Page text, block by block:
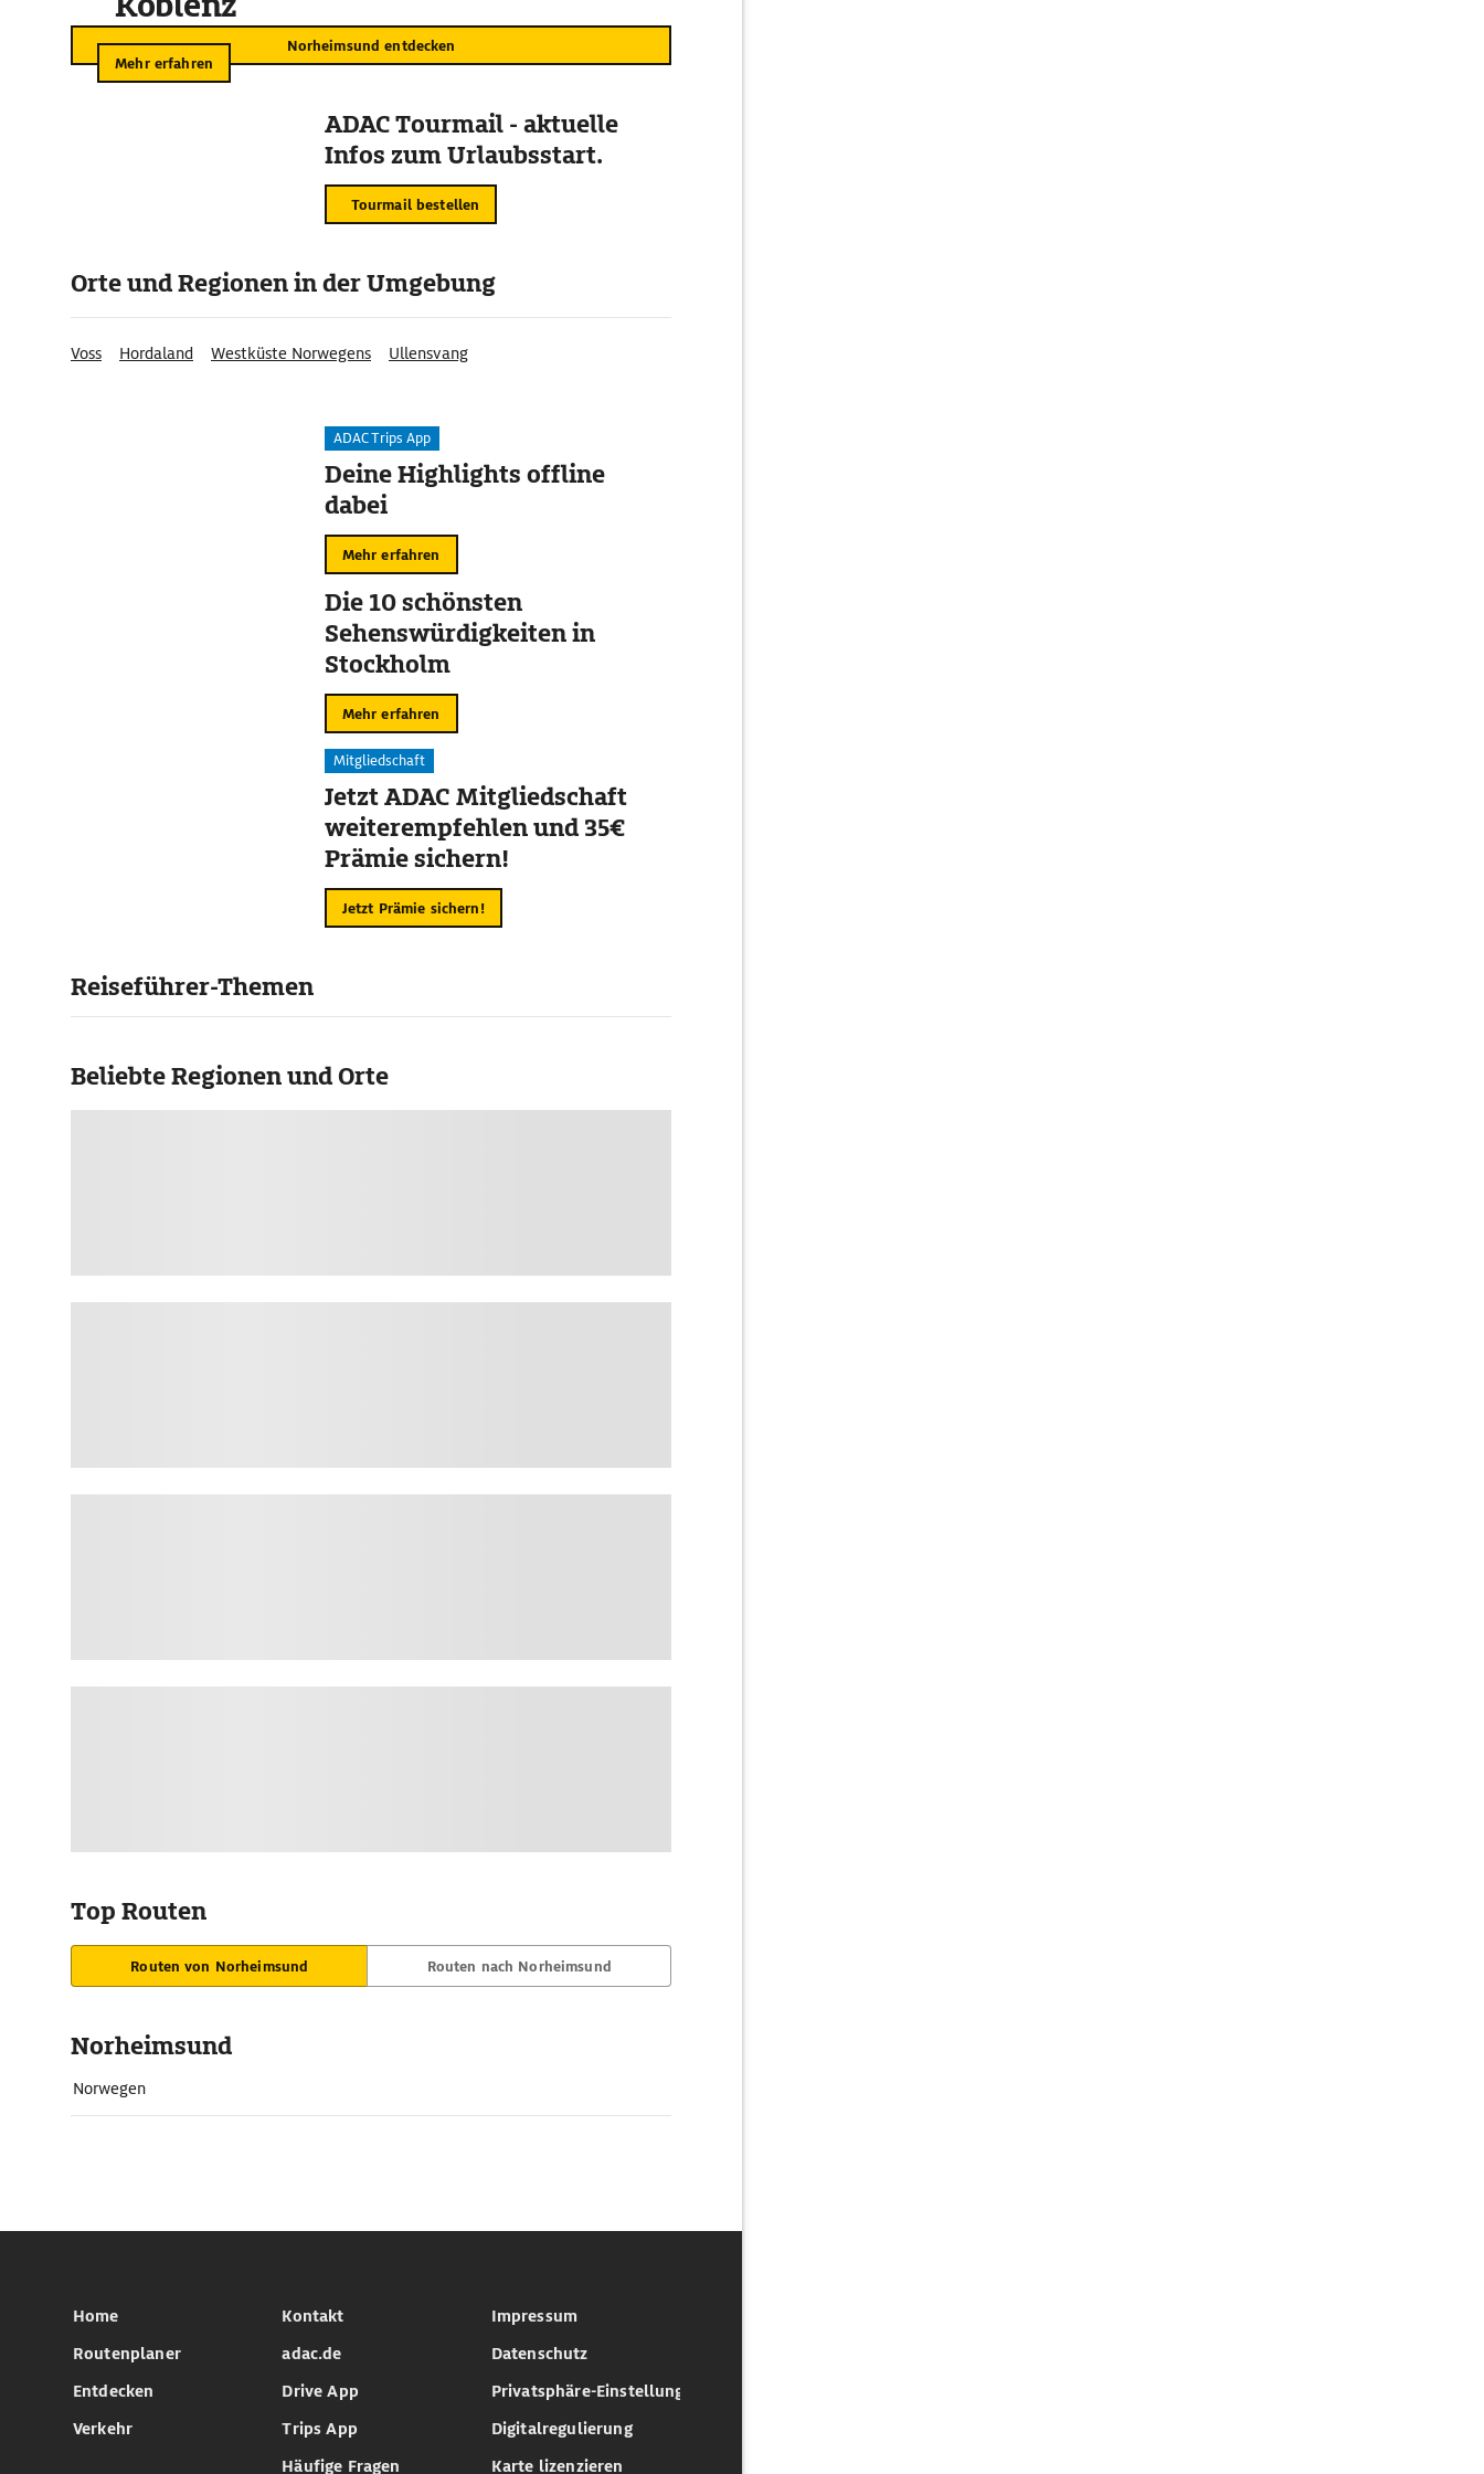
Norheimsund entdecken
Mehr erfahren
ADAC Tourmail - aktuelle
Infos zum Urlaubsstart.
Tourmail bestellen
Orte und Regionen in der Umgebung
Voss Hordaland Westküste Norwegens Ullensvang
ADAC Trips App
Deine Highlights offline
dabei
Mehr erfahren
Die 10 schönsten
Sehenswürdigkeiten in
Stockholm
Mehr erfahren
Mitgliedschaft
Jetzt ADAC Mitgliedschaft
weiterempfehlen und 35€
Prämie sichern!
Jetzt Prämie sichern!
Reiseführer-Themen
Beliebte Regionen und Orte
Top Routen
Routen von Norheimsund Routen nach Norheimsund
Norheimsund
Norwegen
Home
Routenplaner
Entdecken
Verkehr
Kontakt
adac.de
Drive App
Trips App
Häufige Fragen
Impressum
Datenschutz
Privatsphäre-Einstellungen
Digitalregulierung
Karte lizenzieren